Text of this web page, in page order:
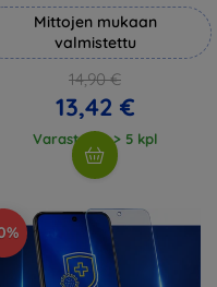
Mittojen mukaan
valmistettu
14,90 €
13,42 €
Varastossa > 5 kpl